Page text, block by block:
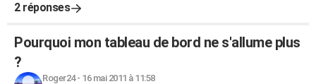
2 réponses
Pourquoi mon tableau de bord ne s'allume plus
?
Roger24- 16 mai 2011 à 11:58